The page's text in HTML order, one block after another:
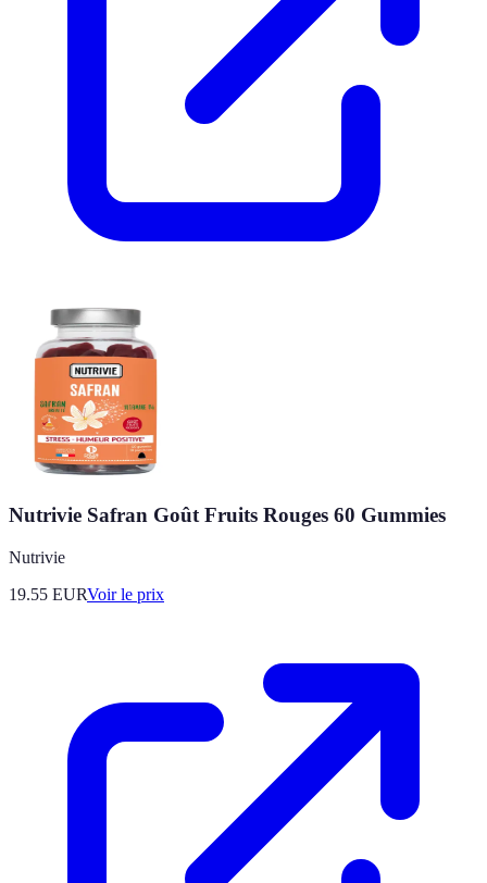
Nutrivie Safran Goût Fruits Rouges 60 Gummies
Nutrivie
19.55 EURVoir le prix